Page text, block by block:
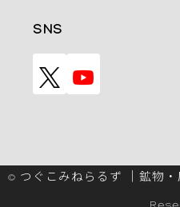
SNS
© つぐこみねらるず ｜鉱物